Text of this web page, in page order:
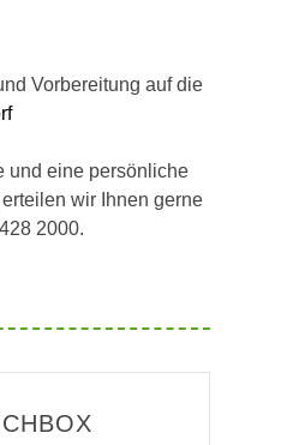
Vorbereitung auf die
und eine persönliche
wir Ihnen gerne
2000.